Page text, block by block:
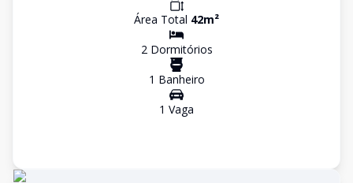
Área Total 42m²
2Dormitórios
1 Banheiro
1 Vaga